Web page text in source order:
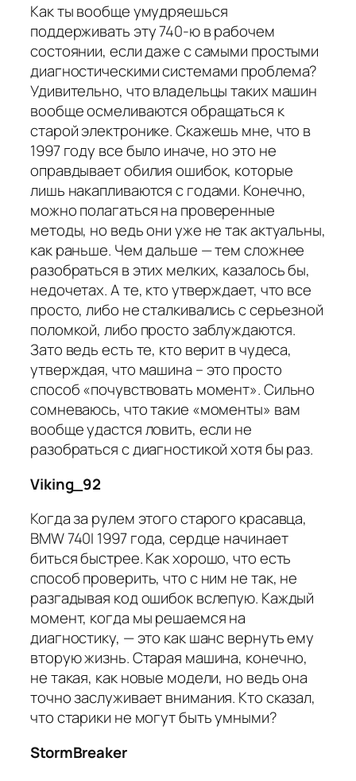
Как ты вообще умудряешься
поддерживать эту 740-ю в рабочем
состоянии, если даже с самыми простыми
диагностическими системами проблема?
Удивительно, что владельцы таких машин
вообще осмеливаются обращаться к
старой электронике. Скажешь мне, что в
1997 году все было иначе, но это не
оправдывает обилия ошибок, которые
лишь накапливаются с годами. Конечно,
можно полагаться на проверенные
методы, но ведь они уже не так актуальны,
как раньше. Чем дальше — тем сложнее
разобраться в этих мелких, казалось бы,
недочетах. А те, кто утверждает, что все
просто, либо не сталкивались с серьезной
поломкой, либо просто заблуждаются.
Зато ведь есть те, кто верит в чудеса,
утверждая, что машина – это просто
способ «почувствовать момент». Сильно
сомневаюсь, что такие «моменты» вам
вообще удастся ловить, если не
разобраться с диагностикой хотя бы раз.
Viking_92
Когда за рулем этого старого красавца,
BMW 740I 1997 года, сердце начинает
биться быстрее. Как хорошо, что есть
способ проверить, что с ним не так, не
разгадывая код ошибок вслепую. Каждый
момент, когда мы решаемся на
диагностику, — это как шанс вернуть ему
вторую жизнь. Старая машина, конечно,
не такая, как новые модели, но ведь она
точно заслуживает внимания. Кто сказал,
что старики не могут быть умными?
StormBreaker